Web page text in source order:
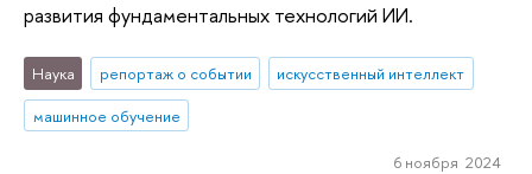
развития фундаментальных технологий ИИ.
Наука репортаж о событии
искусственный интеллект
машинное обучение
6 ноября 2024